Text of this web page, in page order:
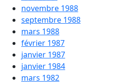
novembre 1988
septembre 1988
mars 1988
février 1987
janvier 1987
janvier 1984
mars 1982